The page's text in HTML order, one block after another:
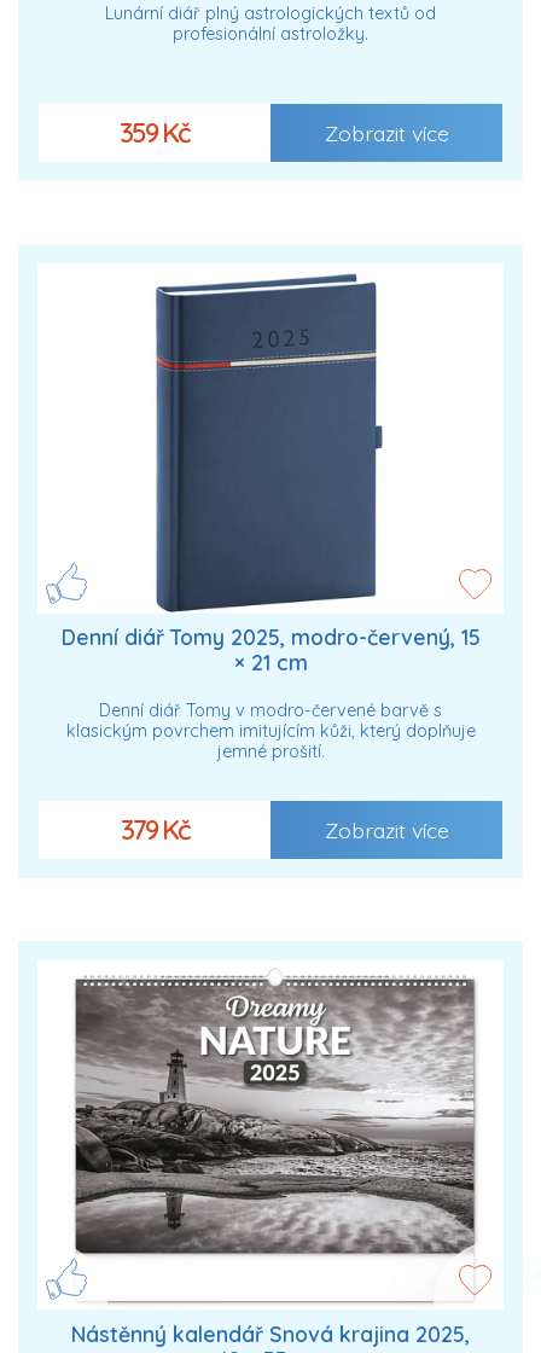
Lunární diář plný astrologických textů od
profesionální astroložky.
359 Kč Zobrazit více
Denní diář Tomy 2025, modro-červený, 15
× 21 cm
Denní diář Tomy v modro-červené barvě s
klasickým povrchem imitujícím kůži, který doplňuje
jemné prošití.
379 Kč Zobrazit více
Nástěnný kalendář Snová krajina 2025,